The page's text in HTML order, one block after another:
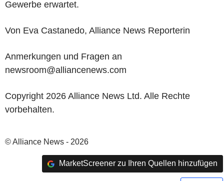
Gewerbe erwartet.
Von Eva Castanedo, Alliance News Reporterin
Anmerkungen und Fragen an
newsroom@alliancenews.com
Copyright 2026 Alliance News Ltd. Alle Rechte
vorbehalten.
© Alliance News - 2026
MarketScreener zu Ihren Quellen hinzufügen